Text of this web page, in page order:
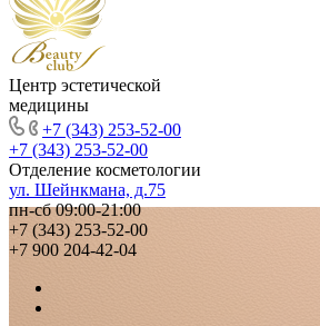
Центр эстетической
медицины
+7 (343) 253-52-00
+7 (343) 253-52-00
Отделение косметологии
ул. Шейнкмана, д.75
пн-сб 09:00-21:00
+7 (343) 253-52-00
+7 900 204-42-04